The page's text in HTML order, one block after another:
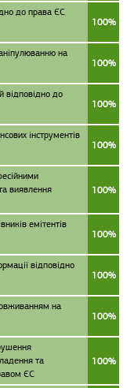
до права ЄС
100%
на
100%
до
100%
інструментів
100%
виявлення
100%
емітентів
100%
відповідно
100%
на
100%
та
ЄС
100%